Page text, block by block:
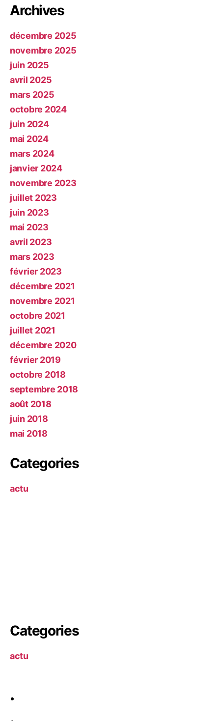
Archives
décembre 2025
novembre 2025
juin 2025
avril 2025
mars 2025
octobre 2024
juin 2024
mai 2024
mars 2024
janvier 2024
novembre 2023
juillet 2023
juin 2023
mai 2023
avril 2023
mars 2023
février 2023
décembre 2021
novembre 2021
octobre 2021
juillet 2021
décembre 2020
février 2019
octobre 2018
septembre 2018
août 2018
juin 2018
mai 2018
Categories
actu
Categories
actu